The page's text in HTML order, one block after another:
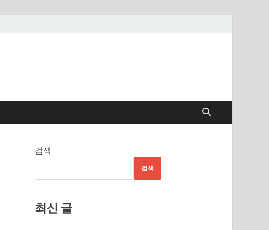
검색
검색
최신 글